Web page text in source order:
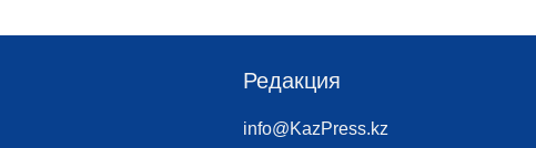
Редакция
info@KazPress.kz